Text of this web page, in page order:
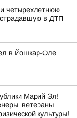
четырехлетнюю
в ДТП
в Йошкар-Оле
Марий Эл!
ветераны
культуры!